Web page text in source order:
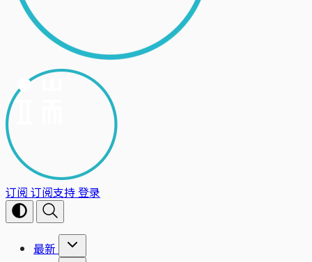
订阅 订阅支持登录
最新